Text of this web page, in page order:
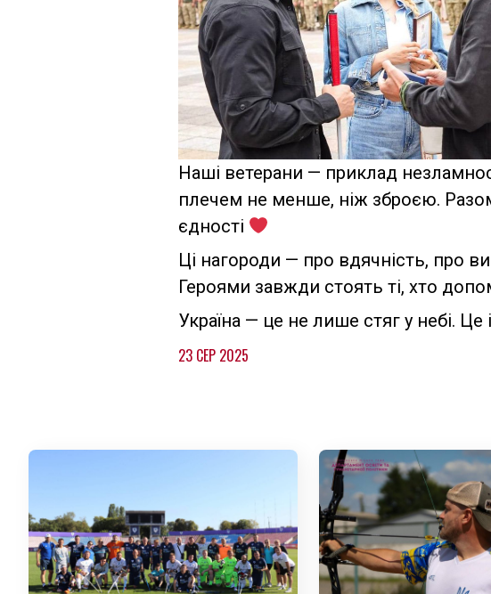
Наші ветерани — приклад
плечем не менше, ніж зброєю.
єдності
Ці нагороди — про вдячність, про
Героями завжди стоять ті, хто
Україна — це не лише стяг у небі.
23 СЕР 2025